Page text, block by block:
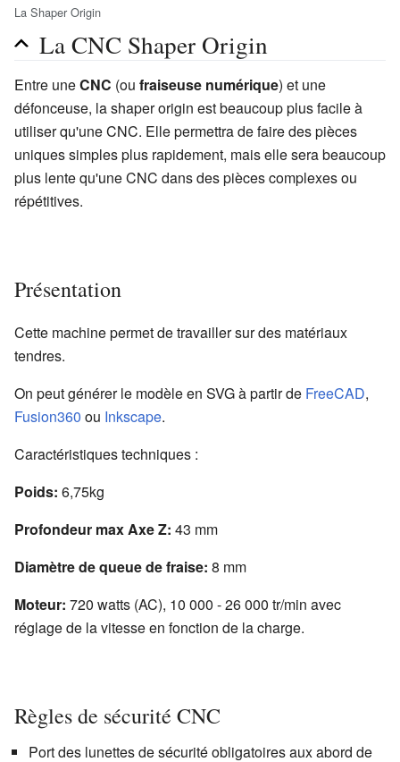
La Shaper Origin
La CNC Shaper Origin
Entre uneCNC (ou fraiseuse numérique) et une
défonceuse, la shaper origin est beaucoup plus facile à
utiliser qu'une CNC. Elle permettra de faire des pièces
uniques simples plus rapidement, mais elle sera beaucoup
plus lente qu'une CNC dans des pièces complexes ou
répétitives.
Présentation
Cette machine permet de travailler sur des matériaux
tendres.
On peut générer le modèle en SVG à partir de FreeCAD,
Fusion360 ou Inkscape.
Caractéristiques techniques :
Poids: 6,75kg
Profondeur max Axe Z: 43 mm
Diamètre de queue de fraise: 8 mm
Moteur: 720 watts (AC), 10 000 - 26 000 tr/min avec
réglage de la vitesse en fonction de la charge.
Règles de sécurité CNC
Port des lunettes de sécurité obligatoires aux abord de